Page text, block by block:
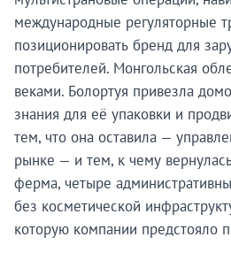
международные регуляторные
позиционировать бренд для
потребителей. Монгольская
веками. Болортуя привезла
знания для её упаковки и
тем, что она оставила —
рынке — и тем, к чему
ферма, четыре
без косметической
которую компании предстояло